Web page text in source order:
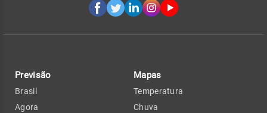
Previsão
Brasil
Agora
Mapas
Temperatura
Chuva